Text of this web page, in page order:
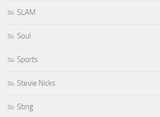
SLAM
Soul
Sports
Stevie Nicks
Sting